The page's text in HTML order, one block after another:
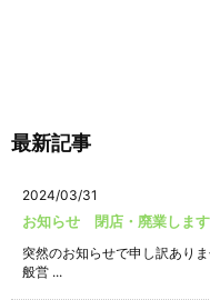
最新記事
2024/03/31
お知らせ 閉店・廃業します
突然のお知らせで申し訳あり
般営 ...